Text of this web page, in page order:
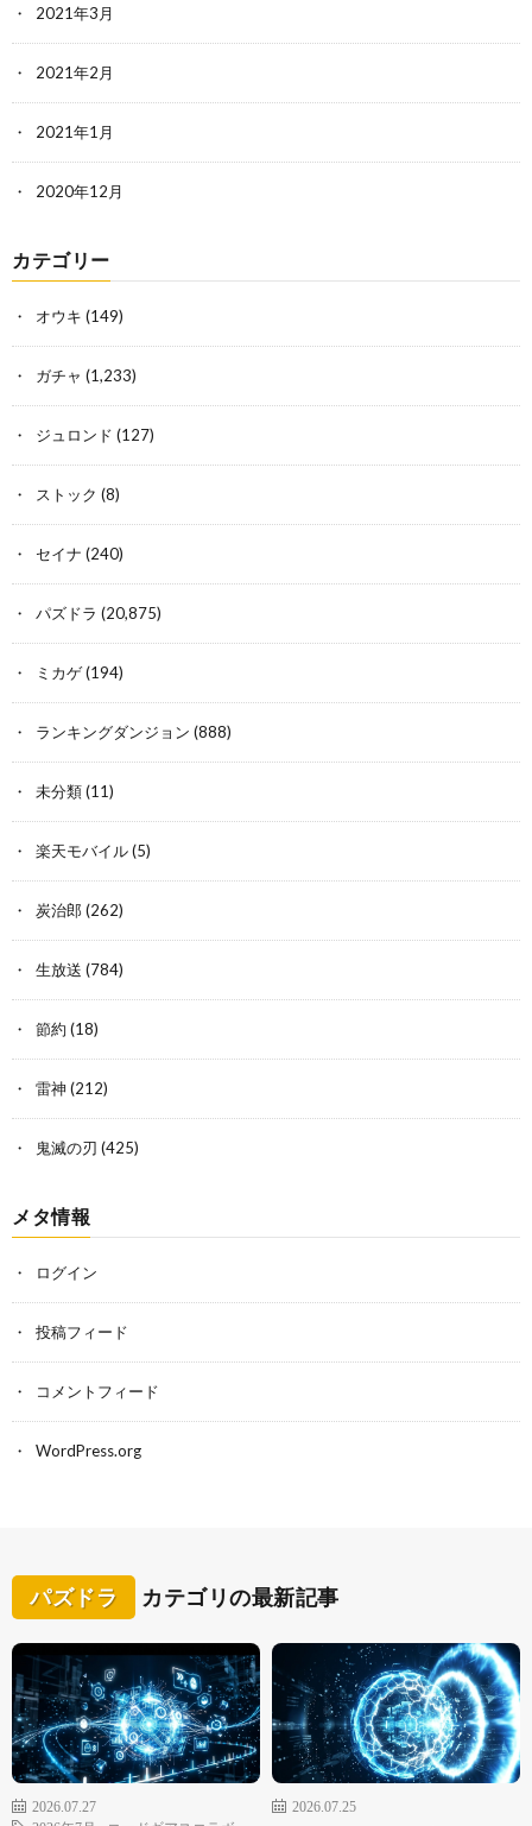
2021年3月
2021年2月
2021年1月
2020年12月
カテゴリー
オウキ (149)
ガチャ (1,233)
ジュロンド (127)
ストック (8)
セイナ (240)
パズドラ (20,875)
ミカゲ(194)
ランキングダンジョン (888)
未分類(11)
楽天モバイル(5)
炭治郎 (262)
生放送 (784)
節約 (18)
雷神 (212)
鬼滅の刃 (425)
メタ情報
ログイン
投稿フィード
コメントフィード
WordPress.org
パズドラ カテゴリの最新記事
2026.07.27
2026.07.25